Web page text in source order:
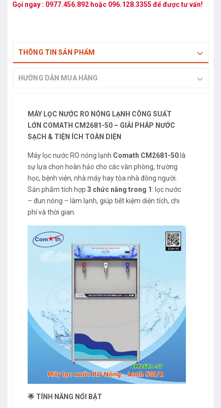
Gọi ngay : 0977.456.892 hoặc 096.128.3355 để được tư vấn!
THÔNG TIN SẢN PHẨM
HƯỚNG DẪN MUA HÀNG
MÁY LỌC NƯỚC RO NÓNG LẠNH CÔNG SUẤT
LỚN COMATH CM2681-50 – GIẢI PHÁP NƯỚC
SẠCH & TIỆN ÍCH TOÀN DIỆN
Máy lọc nước RO nóng lạnh Comath CM2681-50 là
sự lựa chọn hoàn hảo cho các văn phòng, trường
học, bệnh viện, nhà máy hay tòa nhà đông người.
Sản phẩm tích hợp 3 chức năng trong 1 : lọc nước
– đun nóng – làm lạnh, giúp tiết kiệm diện tích, chi
phí và thời gian.
🌟 TÍNH NĂNG NỔI BẬT